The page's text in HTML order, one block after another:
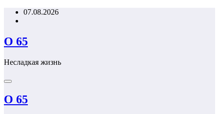
Перейти07.08.2026
О 65
Несладкая жизнь
О 65